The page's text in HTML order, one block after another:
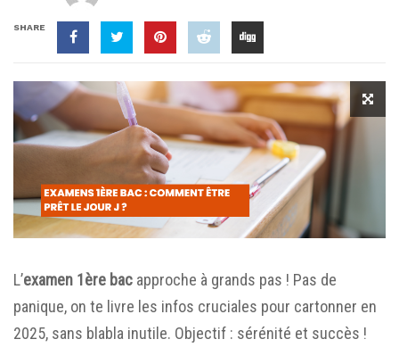
SHARE
L’examen 1ère bac approche à grands pas ! Pas de
panique, on te livre les infos cruciales pour cartonner en
2025, sans blabla inutile. Objectif : sérénité et succès !